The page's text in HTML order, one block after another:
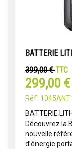
BATTERIE
399,00 €TTC
299,00 €
Réf:
BATTERIE
Découvrez la
nouvelle
d’énergie